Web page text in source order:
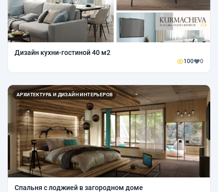
Дизайн кухни-гостиной 40 м2
100 0
АРХИТЕКТУРА И ДИЗАЙН ИНТЕРЬЕРОВ
Спальня с лоджией в загородном доме